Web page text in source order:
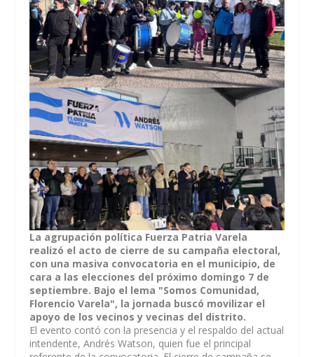
La agrupación política Fuerza Patria Varela
realizó el acto de cierre de su campaña electoral,
con una masiva convocatoria en el municipio, de
cara a las elecciones del próximo domingo 7 de
septiembre. Bajo el lema "Somos Comunidad,
Florencio Varela", la jornada buscó movilizar el
apoyo de los vecinos y vecinas del distrito.
El evento contó con la presencia y el respaldo del actual
intendente, Andrés Watson, quien fue el principal